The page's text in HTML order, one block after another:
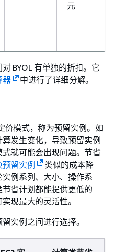
元
BYOL 有单独的折扣。它
器 中进行了详细分解。
价模式，称为预留实例。如
发生变化，导致预留实例
就可能会出现问题。节省
留实例
类似的成本降
例系列、大小、操作系
省计划都能提供更低的
现最大的灵活性。
实例之间进行选择。